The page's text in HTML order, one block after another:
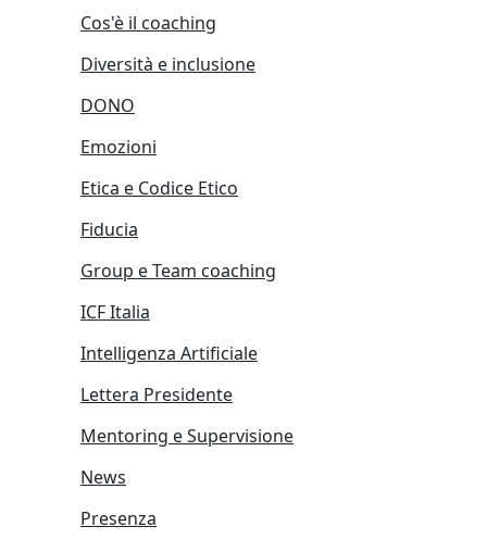
Cos'è il coaching
Diversità e inclusione
DONO
Emozioni
Etica e Codice Etico
Fiducia
Group e Team coaching
ICF Italia
Intelligenza Artificiale
Lettera Presidente
Mentoring e Supervisione
News
Presenza